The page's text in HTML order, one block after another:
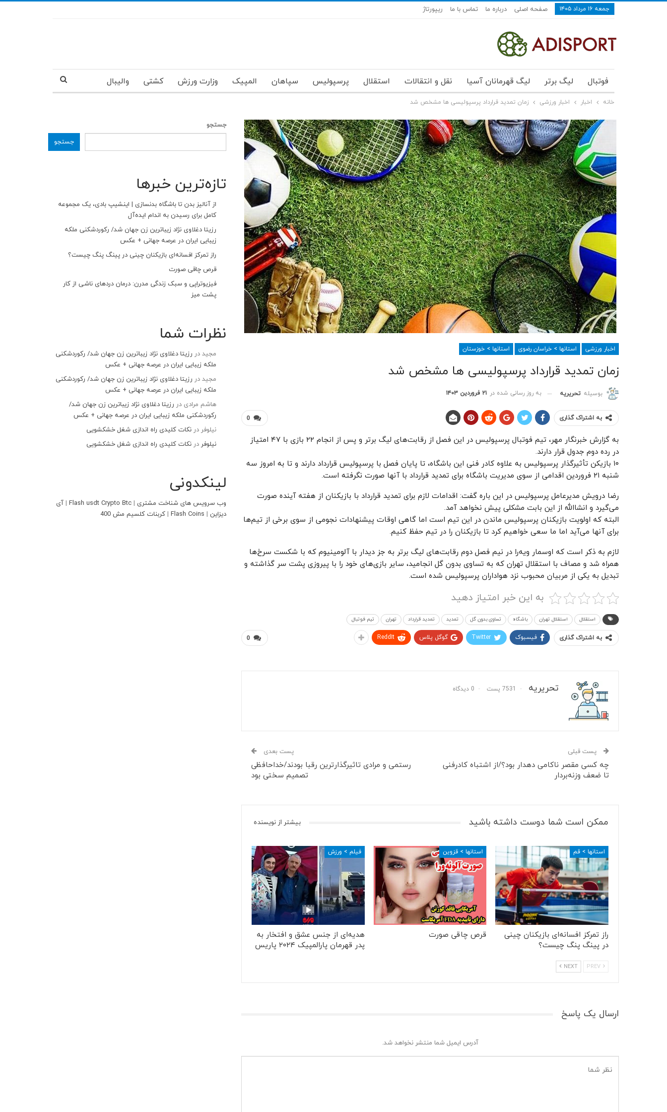
جمعه ۱۶ مرداد ۱۴۰۵ صفحه اصلی درباره ما تماس با ما ریپورتاژ
فوتبال لیگ برتر لیگ قهرمانان آسیا نقل و انتقالات استقلال پرسپولیس سپاهان المپیک وزارت ورزش کشتی والیبال
خانه اخبار اخبار ورزشی زمان تمدید قرارداد پرسپولیسی ها مشخص شد
اخبار ورزشی استانها > خراسان رضوی استانها > خوزستان
زمان تمدید قرارداد پرسپولیسی ها مشخص شد
بوسیله تحریریه به روز رسانی شده در ۲۱ فروردین ۱۴۰۳
0 به اشتراک گذاری
به گزارش خبرنگار مهر، تیم فوتبال پرسپولیس در این فصل از رقابت‌های لیگ برتر و پس از انجام ۲۲ بازی با ۴۷ امتیاز
در رده دوم جدول قرار دارند.
۱۰ بازیکن تأثیرگذار پرسپولیس به علاوه کادر فنی این باشگاه، تا پایان فصل با پرسپولیس قرارداد دارند و تا به امروز سه
شنبه ۲۱ فروردین اقدامی از سوی مدیریت باشگاه برای تمدید قرارداد با آنها صورت نگرفته است.
رضا درویش مدیرعامل پرسپولیس در این باره گفت: اقدامات لازم برای تمدید قرارداد با بازیکنان از هفته آینده صورت
می‌گیرد و انشاالله از این بابت مشکلی پیش نخواهد آمد.
البته که اولویت بازیکنان پرسپولیس ماندن در این تیم است اما گاهی اوقات پیشنهادات نجومی از سوی برخی از تیم‌ها
برای آنها می‌آید اما ما سعی خواهیم کرد تا بازیکنان را در تیم حفظ کنیم.
لازم به ذکر است که اوسمار ویه‌را در نیم فصل دوم رقابت‌های لیگ برتر به جز دیدار با آلومینیوم که با شکست سرخ‌ها
همراه شد و مصاف با استقلال تهران که به تساوی بدون گل انجامید، سایر بازی‌های خود را با پیروزی پشت سر گذاشته و
تبدیل به یکی از مربیان محبوب نزد هواداران پرسپولیس شده است.
به این خبر امتیاز دهید
استقلال استقلال تهران باشگاه تساوی بدون گل تمدید تمدید قرارداد تهران تیم فوتبال
0 به اشتراک گذاری فیسبوک Twitter گوگل پلاس ReddIt
تحریریه 7531 پست 0 دیدگاه
پست قبلی
چه کسی مقصر ناکامی دهدار بود؟/از اشتباه کادرفنی
تا ضعف وزنه‌بردار
پست بعدی
رستمی و مرادی تاثیرگذارترین رقبا بودند/خداحافظی
تصمیم سختی بود
ممکن است شما دوست داشته باشید بیشتر از نویسنده
استانها > قم
راز تمرکز افسانه‌ای بازیکنان چینی
در پینگ پنگ چیست؟
استانها > قزوین
قرص چاقی صورت
فیلم > ورزش
هدیه‌ای از جنس عشق و افتخار به
پدر قهرمان پارالمپیک ۲۰۲۴ پاریس
NEXT
ارسال یک پاسخ
آدرس ایمیل شما منتشر نخواهد شد.
جستجو
جستجو
تازه‌ترین خبرها
از آنالیز بدن تا باشگاه بدنسازی | اینشیپ بادی، یک مجموعه
کامل برای رسیدن به اندام ایده‌آل
رزیتا دغلاوی نژاد زیباترین زن جهان شد/ رکوردشکنی ملکه
زیبایی ایران در عرصه جهانی + عکس
راز تمرکز افسانه‌ای بازیکنان چینی در پینگ پنگ چیست؟
قرص چاقی صورت
فیزیوتراپی و سبک زندگی مدرن: درمان دردهای ناشی از کار
پشت میز
نظرات شما
مجیددر رزیتا دغلاوی نژاد زیباترین زن جهان شد/ رکوردشکنی
ملکه زیبایی ایران در عرصه جهانی + عکس
مجیددر رزیتا دغلاوی نژاد زیباترین زن جهان شد/ رکوردشکنی
ملکه زیبایی ایران در عرصه جهانی + عکس
هاشم مرادی در رزیتا دغلاوی نژاد زیباترین زن جهان شد/
رکوردشکنی ملکه زیبایی ایران در عرصه جهانی + عکس
نیلوفر در نکات کلیدی راه اندازی شغل خشکشویی
نیلوفر در نکات کلیدی راه اندازی شغل خشکشویی
لینکدونی
وب سرویس های شناخت مشتری |
Flash usdt Crypto Btc
| آی
دیزاین|
Flash Coins
| کربنات کلسیم مش 400